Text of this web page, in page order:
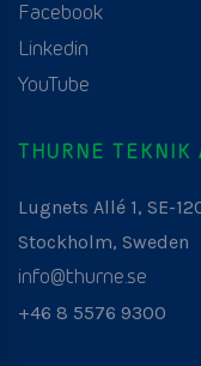
Facebook
Linkedin
YouTube
THURNE TEKNIK
Lugnets Allé 1, SE-
Stockholm, Sweden
info@thurne.se
+46 8 5576 9300